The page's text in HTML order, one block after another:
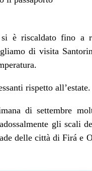
è riscaldato fino a
di visita
rispetto all’estate.
di settembre
gli scali
delle città di Firá e